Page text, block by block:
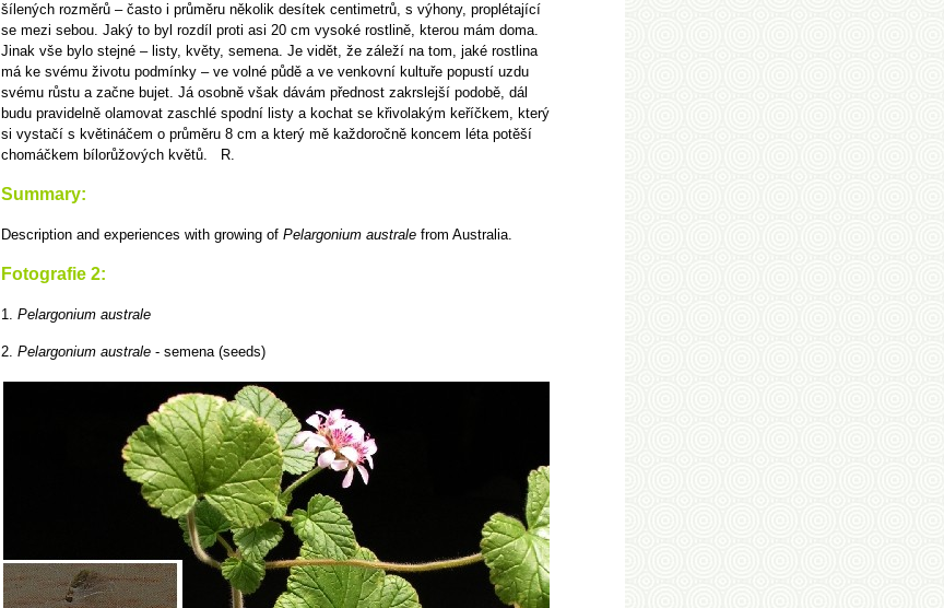
šílených rozměrů – často i průměru několik desítek centimetrů, s výhony, proplétající
se mezi sebou. Jaký to byl rozdíl proti asi 20 cm vysoké rostlině, kterou mám doma.
Jinak vše bylo stejné – listy, květy, semena. Je vidět, že záleží na tom, jaké rostlina
má ke svému životu podmínky – ve volné půdě a ve venkovní kultuře popustí uzdu
svému růstu a začne bujet. Já osobně však dávám přednost zakrslejší podobě, dál
budu pravidelně olamovat zaschlé spodní listy a kochat se křivolakým keříčkem, který
si vystačí s květináčem o průměru 8 cm a který mě každoročně koncem léta potěší
chomáčkem bílorůžových květů.
R.
Summary:
Description and experiences with growing of Pelargonium australe from Australia.
Fotografie 2:
1. Pelargonium australe
2. Pelargonium australe - semena (seeds)